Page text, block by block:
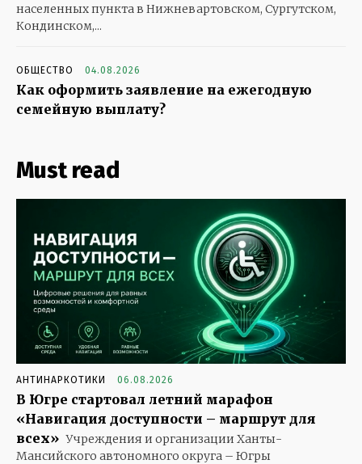
населенных пункта в Нижневартовском, Сургутском,
Кондинском,...
ОБЩЕСТВО 04.08.2026
Как оформить заявление на ежегодную
семейную выплату?
Must read
АНТИНАРКОТИКИ 06.08.2026
В Югре стартовал летний марафон
«Навигация доступности – маршрут для
всех» Учреждения и организации Ханты-
Мансийского автономного округа – Югры